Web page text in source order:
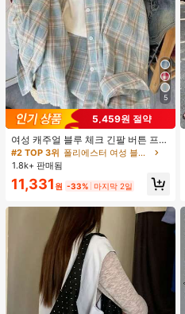
5
5,459원 절약
여성 캐주얼 블루 체크 긴팔 버튼 프론
트 폴리에스터 셔츠, 레귤러 핏, 봄 의
류, 편안한 스타일
#2 TOP 3위
폴리에스터 여성 블라우스
1.8k+ 판매됨
11,331 원 -33% 마지막 2일